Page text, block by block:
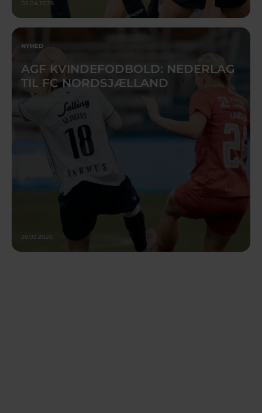
05.04.2026
NYHED
AGF KVINDEFODBOLD: NEDERLAG
TIL FC NORDSJÆLLAND
28.03.2026